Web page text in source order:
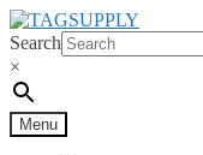
Spring
til
navigation
Spring
til
indhold
Search
×
Menu